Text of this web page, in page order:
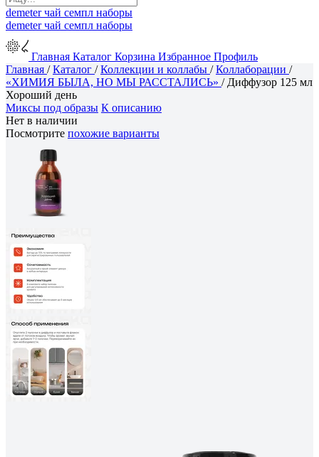
demeterчай семпл наборы
demeterчай семпл наборы
Главная Каталог Корзина Избранное Профиль
Главная /Каталог /Коллекции и коллабы /Коллаборации /
«ХИМИЯ БЫЛА, НО МЫ РАССТАЛИСЬ» / Диффузор 125 мл
Хороший день
Миксы под образы К описанию
Нет в наличии
Посмотрите похожие варианты